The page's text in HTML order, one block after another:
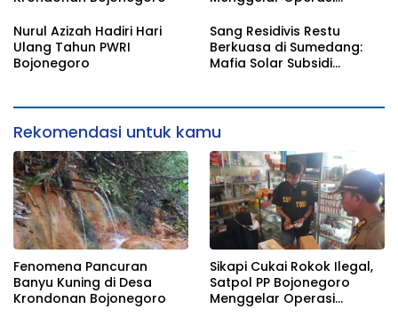
Nurul Azizah Hadiri Hari
Ulang Tahun PWRI
Bojonegoro
Sang Residivis Restu
Berkuasa di Sumedang:
Mafia Solar Subsidi
Bungkam
Rekomendasi untuk kamu
Fenomena Pancuran
Banyu Kuning di Desa
Krondonan Bojonegoro
Sikapi Cukai Rokok Ilegal,
Satpol PP Bojonegoro
Menggelar Operasi